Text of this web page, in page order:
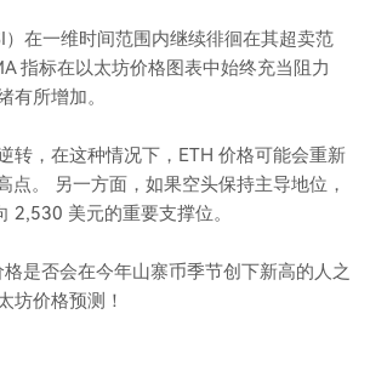
）在一维时间范围内继续徘徊在其超卖范
指标在以太坊价格图表中始终充当阻力
有所增加。
转，在这种情况下，ETH 价格可能会重新
点。 另一方面，如果空头保持主导地位，
2,530 美元的重要支撑位。
是否会在今年山寨币季节创下新高的人之
坊价格预测！